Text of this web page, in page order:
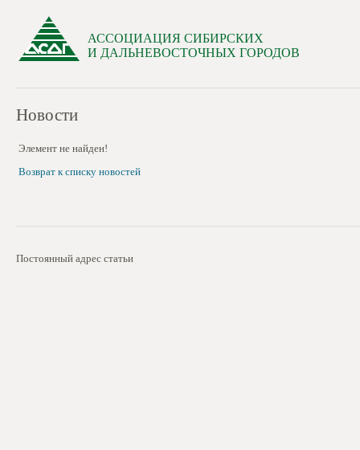
АССОЦИАЦИЯ СИБИРСКИХ
И ДАЛЬНЕВОСТОЧНЫХ ГОРОДОВ
Новости
Элемент не найден!
Возврат к списку новостей
Постоянный адрес статьи